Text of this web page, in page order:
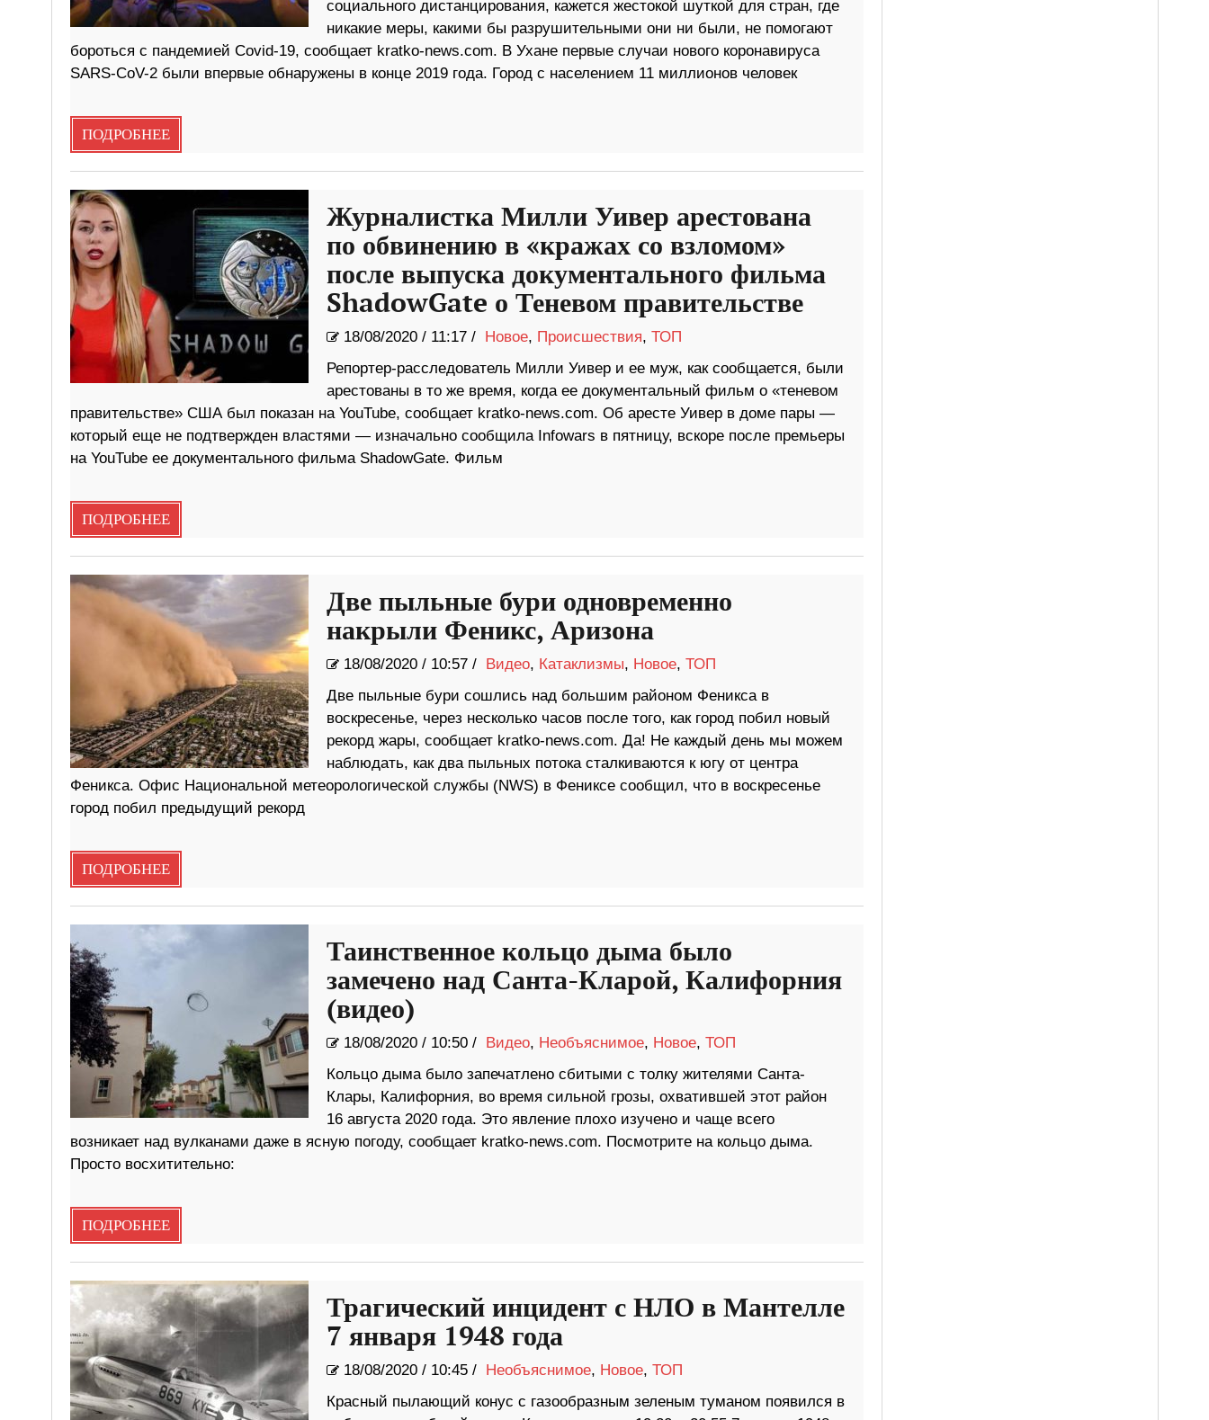
социального дистанцирования, кажется жестокой шуткой для стран, где
никакие меры, какими бы разрушительными они ни были, не помогают
бороться с пандемией Covid-19, сообщает kratko-news.com. В Ухане первые случаи нового коронавируса
SARS-CoV-2 были впервые обнаружены в конце 2019 года. Город с населением 11 миллионов человек
ПОДРОБНЕЕ
Журналистка Милли Уивер арестована
по обвинению в «кражах со взломом»
после выпуска документального фильма
ShadowGate о Теневом правительстве
18/08/2020/ 11:17 / Новое, Происшествия, ТОП
Репортер-расследователь Милли Уивер и ее муж, как сообщается, были
арестованы в то же время, когда ее документальный фильм о «теневом
правительстве» США был показан на YouTube, сообщает kratko-news.com. Об аресте Уивер в доме пары —
который еще не подтвержден властями — изначально сообщила Infowars в пятницу, вскоре после премьеры
на YouTube ее документального фильма ShadowGate. Фильм
ПОДРОБНЕЕ
Две пыльные бури одновременно
накрыли Феникс, Аризона
18/08/2020/ 10:57 / Видео, Катаклизмы, Новое, ТОП
Две пыльные бури сошлись над большим районом Феникса в
воскресенье, через несколько часов после того, как город побил новый
рекорд жары, сообщает kratko-news.com. Да! Не каждый день мы можем
наблюдать, как два пыльных потока сталкиваются к югу от центра
Феникса. Офис Национальной метеорологической службы (NWS) в Фениксе сообщил, что в воскресенье
город побил предыдущий рекорд
ПОДРОБНЕЕ
Таинственное кольцо дыма было
замечено над Санта-Кларой, Калифорния
(видео)
18/08/2020/ 10:50 / Видео, Необъяснимое, Новое, ТОП
Кольцо дыма было запечатлено сбитыми с толку жителями Санта-
Клары, Калифорния, во время сильной грозы, охватившей этот район
16 августа 2020 года. Это явление плохо изучено и чаще всего
возникает над вулканами даже в ясную погоду, сообщает kratko-news.com. Посмотрите на кольцо дыма.
Просто восхитительно:
ПОДРОБНЕЕ
Трагический инцидент с НЛО в Мантелле
7 января 1948 года
18/08/2020/ 10:45 / Необъяснимое, Новое, ТОП
Красный пылающий конус с газообразным зеленым туманом появился в